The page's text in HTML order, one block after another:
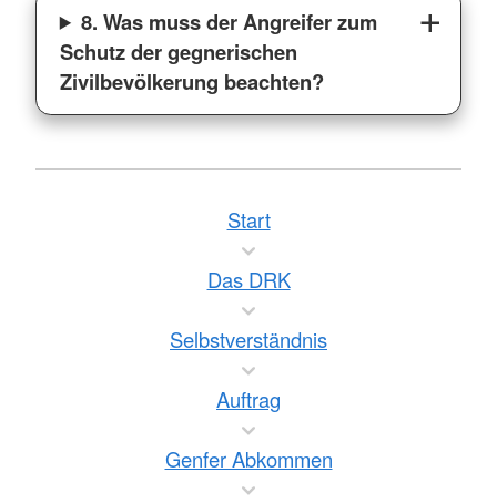
8. Was muss der Angreifer zum
Schutz der gegnerischen
Zivilbevölkerung beachten?
Start
Das DRK
Selbstverständnis
Auftrag
Genfer Abkommen